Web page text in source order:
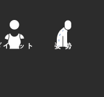
イエット 姿 勢